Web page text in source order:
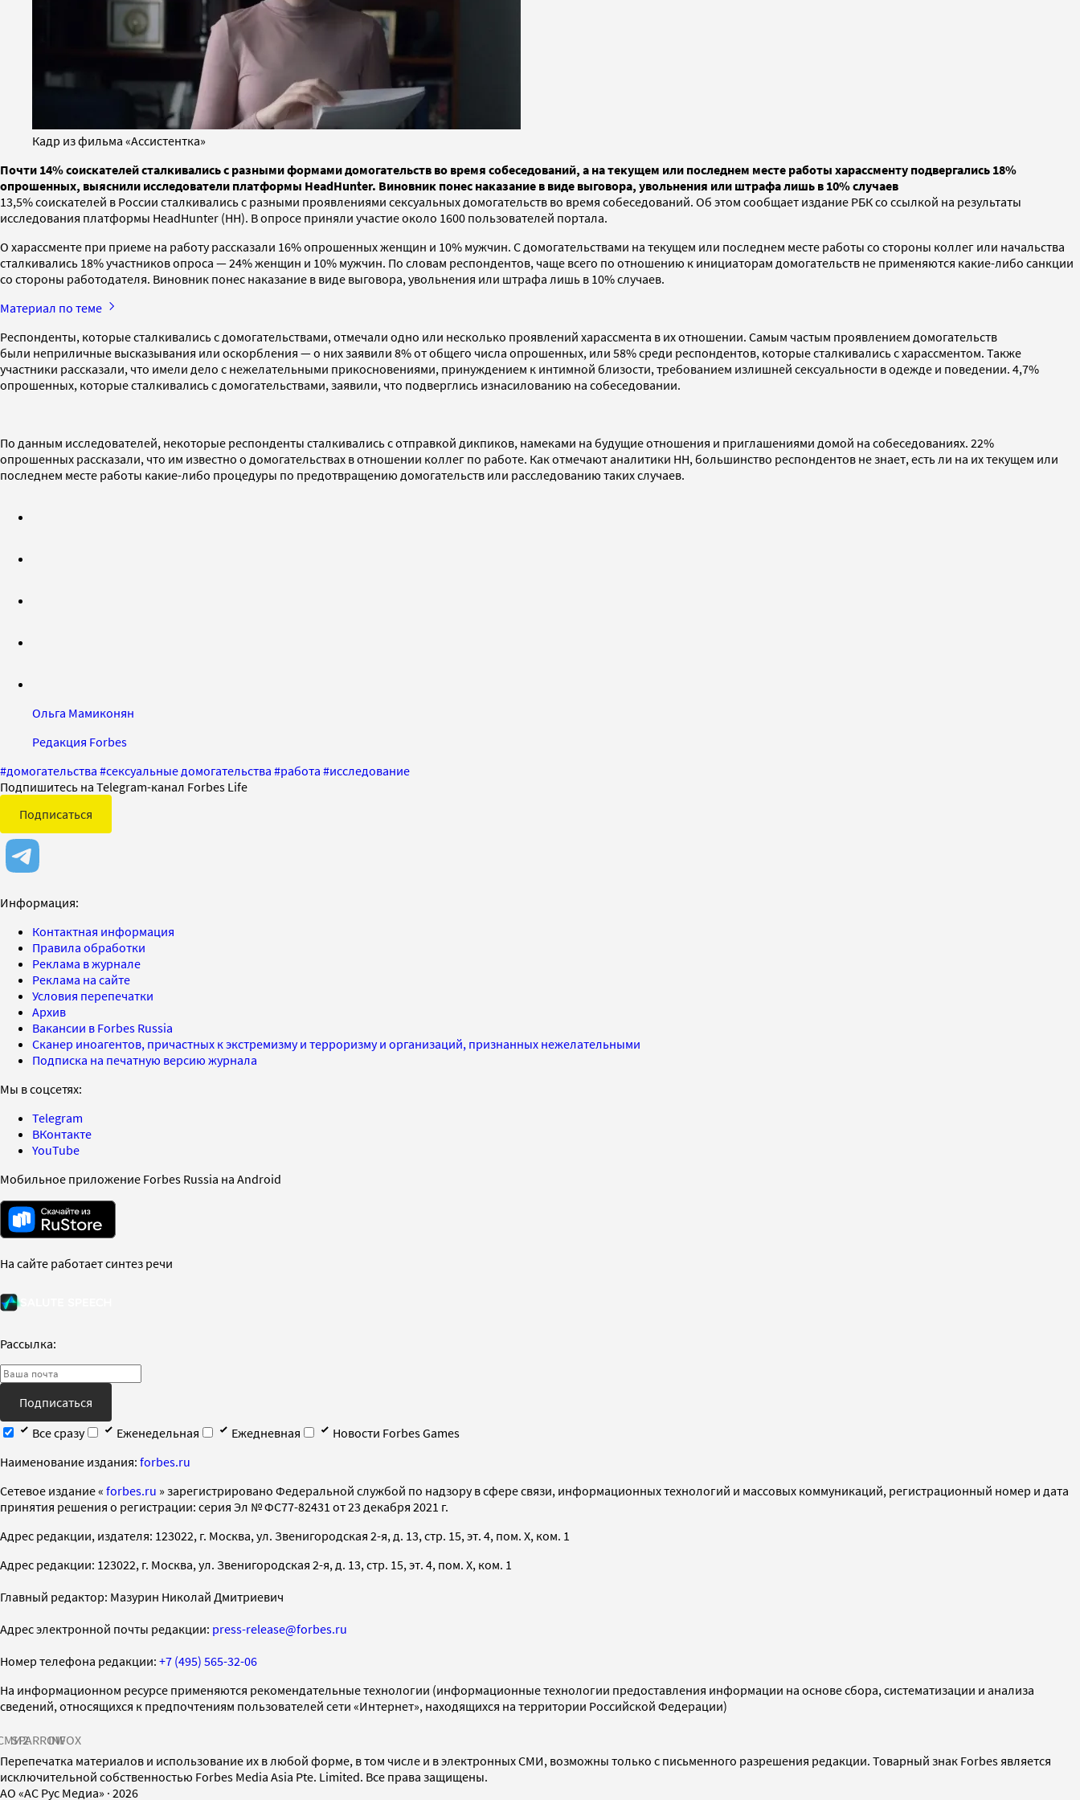
Кадр из фильма «Ассистентка»
Почти 14% соискателей сталкивались с разными формами домогательств во время собеседований, а на текущем или последнем месте работы харассменту подвергались 18%
опрошенных, выяснили исследователи платформы HeadHunter. Виновник понес наказание в виде выговора, увольнения или штрафа лишь в 10% случаев
13,5% соискателей в России сталкивались с разными проявлениями сексуальных домогательств во время собеседований. Об этом сообщает издание РБК со ссылкой на результаты
исследования платформы HeadHunter (HH). В опросе приняли участие около 1600 пользователей портала.
О харассменте при приеме на работу рассказали 16% опрошенных женщин и 10% мужчин. С домогательствами на текущем или последнем месте работы со стороны коллег или начальства
сталкивались 18% участников опроса — 24% женщин и 10% мужчин. По словам респондентов, чаще всего по отношению к инициаторам домогательств не применяются какие-либо санкции
со стороны работодателя. Виновник понес наказание в виде выговора, увольнения или штрафа лишь в 10% случаев.
Материал по теме
Респонденты, которые сталкивались с домогательствами, отмечали одно или несколько проявлений харассмента в их отношении. Самым частым проявлением домогательств
были неприличные высказывания или оскорбления — о них заявили 8% от общего числа опрошенных, или 58% среди респондентов, которые сталкивались с харассментом. Также
участники рассказали, что имели дело с нежелательными прикосновениями, принуждением к интимной близости, требованием излишней сексуальности в одежде и поведении. 4,7%
опрошенных, которые сталкивались с домогательствами, заявили, что подверглись изнасилованию на собеседовании.
По данным исследователей, некоторые респонденты сталкивались с отправкой дикпиков, намеками на будущие отношения и приглашениями домой на собеседованиях. 22%
опрошенных рассказали, что им известно о домогательствах в отношении коллег по работе. Как отмечают аналитики HH, большинство респондентов не знает, есть ли на их текущем или
последнем месте работы какие-либо процедуры по предотвращению домогательств или расследованию таких случаев.
Ольга Мамиконян
Редакция Forbes
#домогательства #сексуальные домогательства #работа #исследование
Подпишитесь на Telegram-канал Forbes Life
Подписаться
Информация:
Контактная информация
Правила обработки
Реклама в журнале
Реклама на сайте
Условия перепечатки
Архив
Вакансии в Forbes Russia
Сканер иноагентов, причастных к экстремизму и терроризму и организаций, признанных нежелательными
Подписка на печатную версию журнала
Мы в соцсетях:
Telegram
ВКонтакте
YouTube
Мобильное приложение Forbes Russia на Android
На сайте работает синтез речи
Рассылка:
Подписаться
Все сразу
Еженедельная Ежедневная
Новости Forbes Games
Наименование издания: forbes.ru
Cетевое издание « forbes.ru » зарегистрировано Федеральной службой по надзору в сфере связи, информационных технологий и массовых коммуникаций, регистрационный номер и дата
принятия решения о регистрации: серия Эл № ФС77-82431 от 23 декабря 2021 г.
Адрес редакции, издателя: 123022, г. Москва, ул. Звенигородская 2-я, д. 13, стр. 15, эт. 4, пом. X, ком. 1
Адрес редакции: 123022, г. Москва, ул. Звенигородская 2-я, д. 13, стр. 15, эт. 4, пом. X, ком. 1
Главный редактор: Мазурин Николай Дмитриевич
Адрес электронной почты редакции: press-release@forbes.ru
Номер телефона редакции: +7 (495) 565-32-06
На информационном ресурсе применяются рекомендательные технологии (информационные технологии предоставления информации на основе сбора, систематизации и анализа
сведений, относящихся к предпочтениям пользователей сети «Интернет», находящихся на территории Российской Федерации)
SPARROWINFOX
Перепечатка материалов и использование их в любой форме, в том числе и в электронных СМИ, возможны только с письменного разрешения редакции. Товарный знак Forbes является
исключительной собственностью Forbes Media Asia Pte. Limited. Все права защищены.
AO «АС Рус Медиа» · 2026